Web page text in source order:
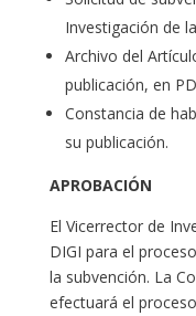
Investigación de
Archivo del
publicación, en
Constancia de
su publicación.
APROBACIÓN
El Vicerrector de
DIGI para el
la subvención. La
efectuará el